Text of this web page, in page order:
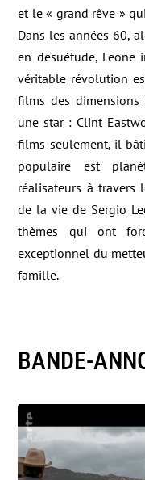
et le « grand rêve »
Dans les années 60,
en désuétude, Leone
véritable révolution
films des dimensions
une star : Clint
films seulement, il
populaire est
réalisateurs à travers
de la vie de Sergio
thèmes qui ont
exceptionnel du
famille.
BANDE-